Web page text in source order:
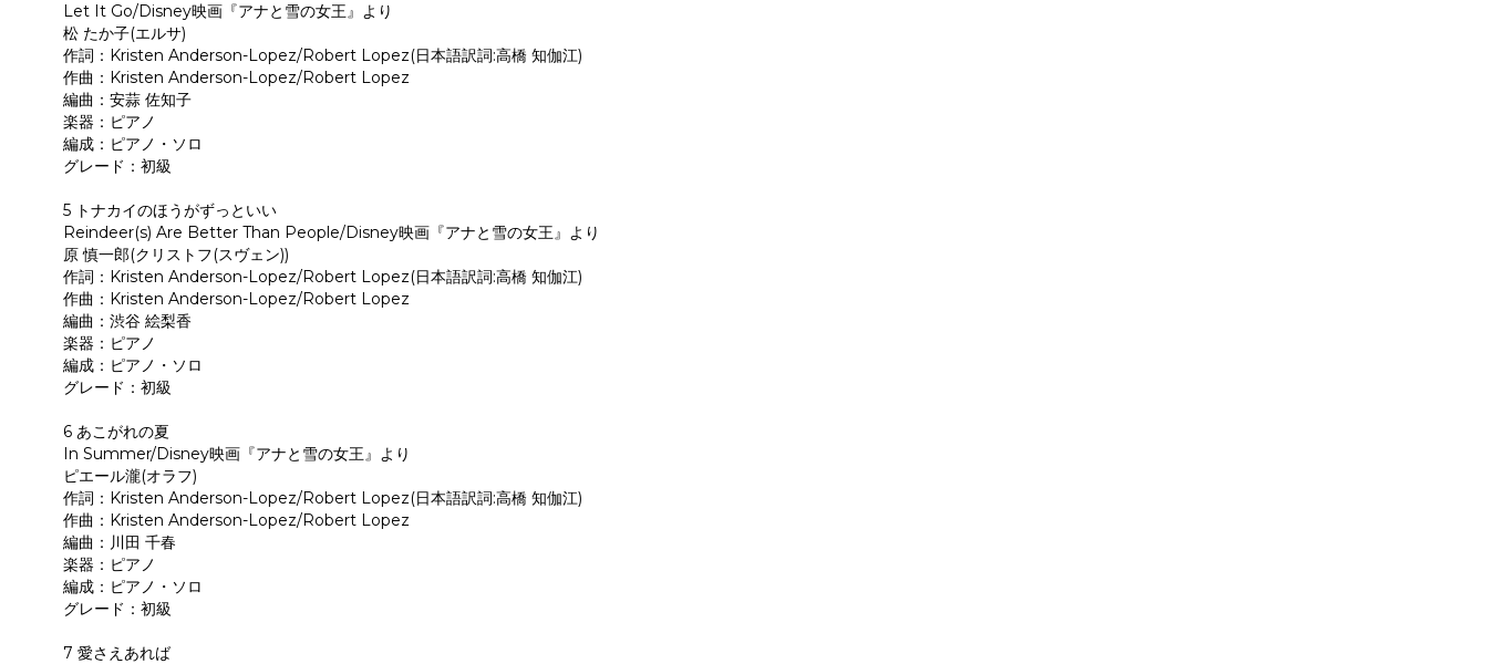
Let It Go/Disney映画『アナと雪の女王』より
松 たか子(エルサ)
作詞：Kristen Anderson-Lopez/Robert Lopez(日本語訳詞:高橋 知伽江)
作曲：Kristen Anderson-Lopez/Robert Lopez
編曲：安蒜 佐知子
楽器：ピアノ
編成：ピアノ・ソロ
グレード：初級
5 トナカイのほうがずっといい
Reindeer(s) Are Better Than People/Disney映画『アナと雪の女王』より
原 慎一郎(クリストフ(スヴェン))
作詞：Kristen Anderson-Lopez/Robert Lopez(日本語訳詞:高橋 知伽江)
作曲：Kristen Anderson-Lopez/Robert Lopez
編曲：渋谷 絵梨香
楽器：ピアノ
編成：ピアノ・ソロ
グレード：初級
6 あこがれの夏
In Summer/Disney映画『アナと雪の女王』より
ピエール瀧(オラフ)
作詞：Kristen Anderson-Lopez/Robert Lopez(日本語訳詞:高橋 知伽江)
作曲：Kristen Anderson-Lopez/Robert Lopez
編曲：川田 千春
楽器：ピアノ
編成：ピアノ・ソロ
グレード：初級
7 愛さえあれば